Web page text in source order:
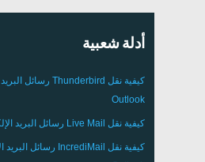
أدلة شعبية
كيفية نقل Thunderbird رسائل
Outlook
كيفية نقل Live Mail رسائل البريد
كيفية نقل IncrediMail رسائل البريد